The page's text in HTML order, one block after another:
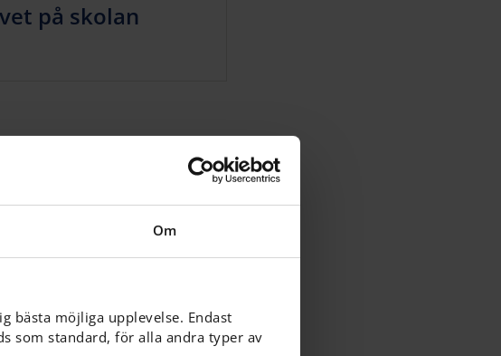
Om
bästa möjliga upplevelse. Endast
som standard, för alla andra typer av
på skolan
EPOST